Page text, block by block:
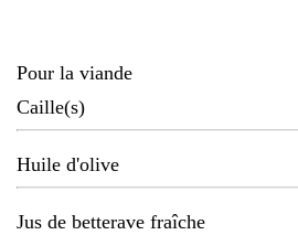
Pour la viande
Caille(s)
Huile d'olive
Jus de betterave fraîche